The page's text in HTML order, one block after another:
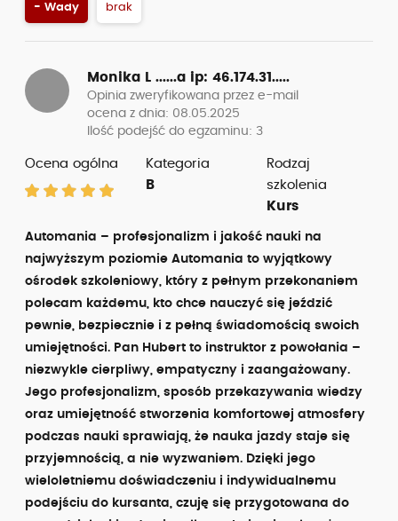
- Wady brak
Monika L ......a ip: 46.174.31.....
Opinia zweryfikowana przez e-mail
ocena z dnia: 08.05.2025
Ilość podejść do egzaminu: 3
Ocena ogólna
Kategoria
B
Rodzaj
szkolenia
Kurs
Automania – profesjonalizm i jakość nauki na
najwyższym poziomie Automania to wyjątkowy
ośrodek szkoleniowy, który z pełnym przekonaniem
polecam każdemu, kto chce nauczyć się jeździć
pewnie, bezpiecznie i z pełną świadomością swoich
umiejętności. Pan Hubert to instruktor z powołania –
niezwykle cierpliwy, empatyczny i zaangażowany.
Jego profesjonalizm, sposób przekazywania wiedzy
oraz umiejętność stworzenia komfortowej atmosfery
podczas nauki sprawiają, że nauka jazdy staje się
przyjemnością, a nie wyzwaniem. Dzięki jego
wieloletniemu doświadczeniu i indywidualnemu
podejściu do kursanta, czuję się przygotowana do